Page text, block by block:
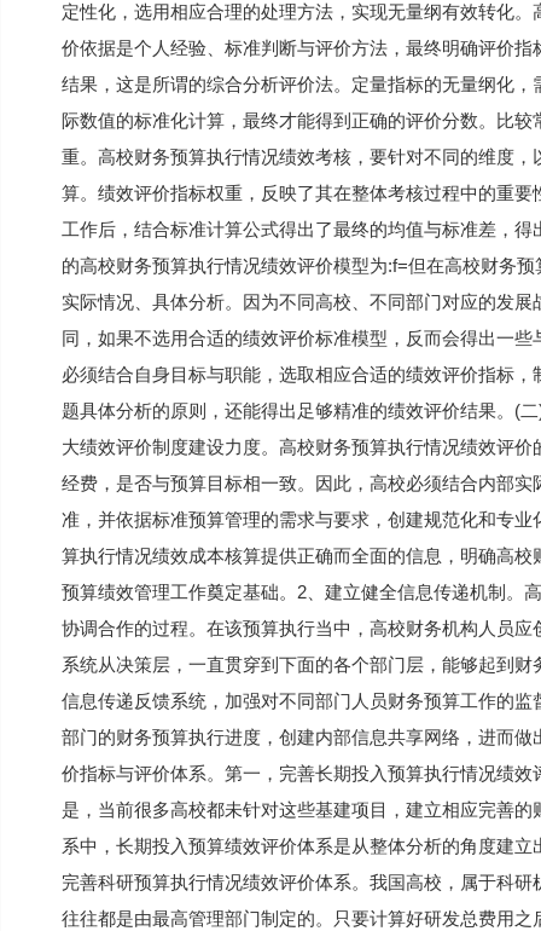
定性化，选用相应合理的处理方法，实现无量纲有效转化
价依据是个人经验、标准判断与评价方法，最终明确评价
结果，这是所谓的综合分析评价法。定量指标的无量纲化
际数值的标准化计算，最终才能得到正确的评价分数。比
重。高校财务预算执行情况绩效考核，要针对不同的维度
算。绩效评价指标权重，反映了其在整体考核过程中的重
工作后，结合标准计算公式得出了最终的均值与标准差，
的高校财务预算执行情况绩效评价模型为:f=但在高校财务
实际情况、具体分析。因为不同高校、不同部门对应的发
同，如果不选用合适的绩效评价标准模型，反而会得出一
必须结合自身目标与职能，选取相应合适的绩效评价指标
题具体分析的原则，还能得出足够精准的绩效评价结果。(
大绩效评价制度建设力度。高校财务预算执行情况绩效评
经费，是否与预算目标相一致。因此，高校必须结合内部
准，并依据标准预算管理的需求与要求，创建规范化和专
算执行情况绩效成本核算提供正确而全面的信息，明确高
预算绩效管理工作奠定基础。2、建立健全信息传递机制。
协调合作的过程。在该预算执行当中，高校财务机构人员
系统从决策层，一直贯穿到下面的各个部门层，能够起到
信息传递反馈系统，加强对不同部门人员财务预算工作的
部门的财务预算执行进度，创建内部信息共享网络，进而
价指标与评价体系。第一，完善长期投入预算执行情况绩
是，当前很多高校都未针对这些基建项目，建立相应完善
系中，长期投入预算绩效评价体系是从整体分析的角度建
完善科研预算执行情况绩效评价体系。我国高校，属于科
往往都是由最高管理部门制定的。只要计算好研发总费用